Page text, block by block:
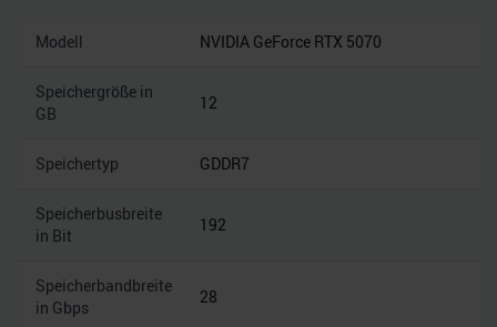
Modell NVIDIA GeForce RTX 5070
Speichergröße in
GB
12
Speichertyp GDDR7
Speicherbusbreite
in Bit
192
Speicherbandbreite
in Gbps
28